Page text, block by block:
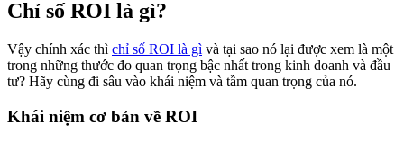
Chỉ số ROI là gì?
Vậy chính xác thì chỉ số ROI là gì và tại sao nó lại được xem là một
trong những thước đo quan trọng bậc nhất trong kinh doanh và đầu
tư? Hãy cùng đi sâu vào khái niệm và tầm quan trọng của nó.
Khái niệm cơ bản về ROI